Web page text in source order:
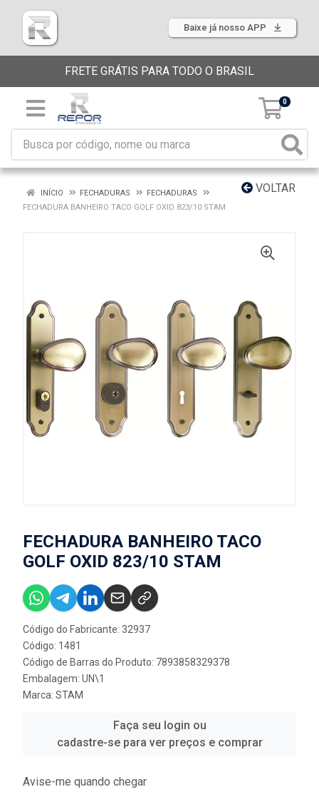
Baixe já nosso APP
FRETE GRÁTIS PARA TODO O BRASIL
0
VOLTAR
INÍCIO FECHADURAS
FECHADURAS
FECHADURA BANHEIRO TACO GOLF OXID 823/10 STAM
FECHADURA BANHEIRO TACO
GOLF OXID 823/10 STAM
Código do Fabricante: 32937
Código: 1481
Código de Barras do Produto: 7893858329378
Embalagem: UN\1
Marca: STAM
Faça seu login ou
cadastre-se para ver preços e comprar
Avise-me quando chegar